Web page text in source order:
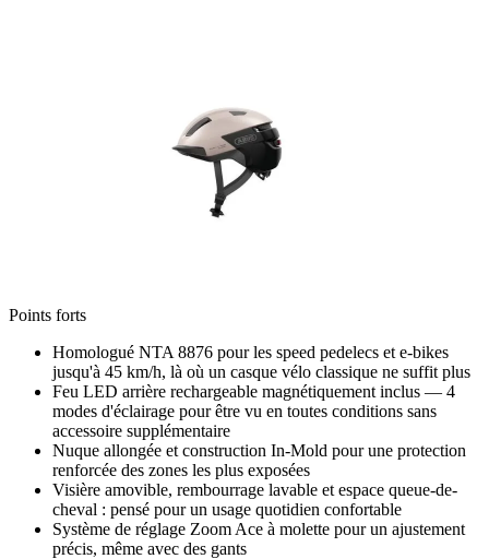
Points forts
Homologué NTA 8876 pour les speed pedelecs et e-bikes
jusqu'à 45 km/h, là où un casque vélo classique ne suffit plus
Feu LED arrière rechargeable magnétiquement inclus — 4
modes d'éclairage pour être vu en toutes conditions sans
accessoire supplémentaire
Nuque allongée et construction In-Mold pour une protection
renforcée des zones les plus exposées
Visière amovible, rembourrage lavable et espace queue-de-
cheval : pensé pour un usage quotidien confortable
Système de réglage Zoom Ace à molette pour un ajustement
précis, même avec des gants